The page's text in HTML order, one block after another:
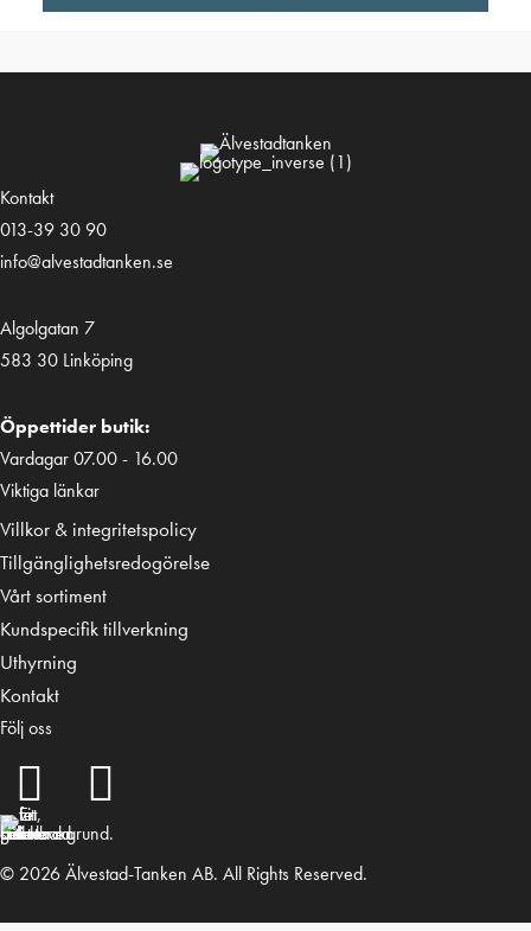
Kontakt
013-39 30 90
info@alvestadtanken.se
Algolgatan 7
583 30 Linköping
Öppettider butik:
Vardagar 07.00 - 16.00
Viktiga länkar
Villkor & integritetspolicy
Tillgänglighetsredogörelse
Vårt sortiment
Kundspecifik tillverkning
Uthyrning
Kontakt
Följ oss
© 2026 Älvestad-Tanken AB. All Rights Reserved.